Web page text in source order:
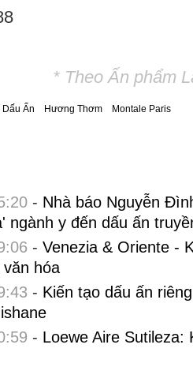
* Theo Ấn phẩm
Dấu Ấn Hương Thơm Montale Paris
- Nhà báo Nguyễn
ngành y đến dấu ấn
- Venezia & Oriente -
hóa
- Kiến tạo dấu ấn
- Loewe Aire